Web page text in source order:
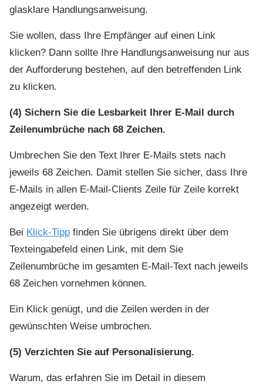
glasklare Handlungsanweisung.
Sie wollen, dass Ihre Empfänger auf einen Link
klicken? Dann sollte Ihre Handlungsanweisung nur aus
der Aufforderung bestehen, auf den betreffenden Link
zu klicken.
(4) Sichern Sie die Lesbarkeit Ihrer E-Mail durch
Zeilenumbrüche nach 68 Zeichen.
Umbrechen Sie den Text Ihrer E-Mails stets nach
jeweils 68 Zeichen. Damit stellen Sie sicher, dass Ihre
E-Mails in allen E-Mail-Clients Zeile für Zeile korrekt
angezeigt werden.
Bei Klick-Tipp finden Sie übrigens direkt über dem
Texteingabefeld einen Link, mit dem Sie
Zeilenumbrüche im gesamten E-Mail-Text nach jeweils
68 Zeichen vornehmen können.
Ein Klick genügt, und die Zeilen werden in der
gewünschten Weise umbrochen.
(5) Verzichten Sie auf Personalisierung.
Warum, das erfahren Sie im Detail in diesem